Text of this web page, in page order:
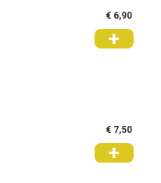
€ 6,90
+
€ 7,50
+